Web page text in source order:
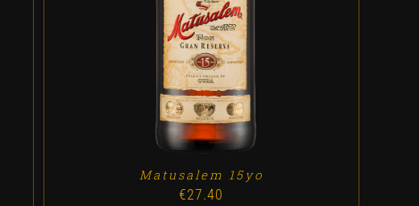
ADD TO CART / DETALLES
Matusalem 15yo
€27.40